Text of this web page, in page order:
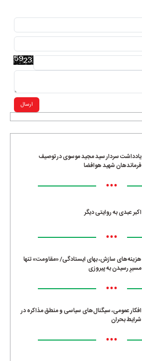
یادداشت سردار سید مجید موسوی در توصیف
فرماندهان شهید هوافضا
•••
اکبر عبدی به روایتی دیگر
•••
هزینه‌های سازش، بهای ایستادگی/ «مقاومت» تنها
مسیرِ رسیدن به پیروزی
•••
افکار عمومی، سیگنال‌های سیاسی و منطق مذاکره در
شرایط بحران
•••
ارسال